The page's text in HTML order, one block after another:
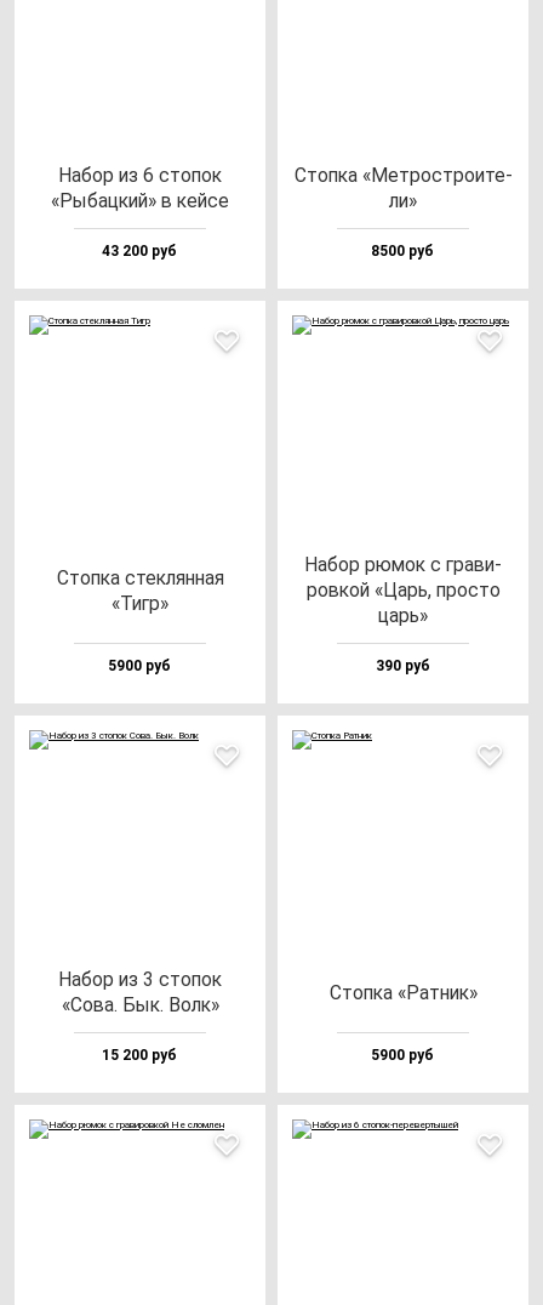
Набор из 6 сто­пок
«Рыбац­кий» в кей­се
43 200 руб
Стоп­ка «Мет­рос­тро­ите­
ли»
8500 руб
Стоп­ка стек­лян­ная
«Тигр»
5900 руб
Набор рю­мок с гра­ви­
ров­кой «Царь, прос­то
царь»
390 руб
Набор из 3 сто­пок
«Сова. Бык. Волк»
15 200 руб
Стоп­ка «Рат­ник»
5900 руб